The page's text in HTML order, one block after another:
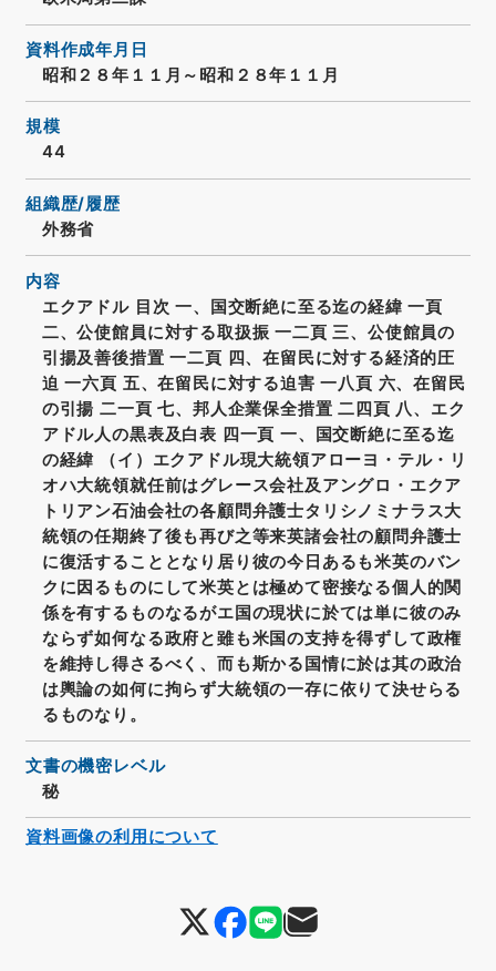
資料作成年月日
昭和２８年１１月～昭和２８年１１月
規模
44
組織歴/履歴
外務省
内容
エクアドル 目次 一、国交断絶に至る迄の経緯 一頁
二、公使館員に対する取扱振 一二頁 三、公使館員の
引揚及善後措置 一二頁 四、在留民に対する経済的圧
迫 一六頁 五、在留民に対する迫害 一八頁 六、在留民
の引揚 二一頁 七、邦人企業保全措置 二四頁 八、エク
アドル人の黒表及白表 四一頁 一、国交断絶に至る迄
の経緯 （イ）エクアドル現大統領アローヨ・テル・リ
オハ大統領就任前はグレース会社及アングロ・エクア
トリアン石油会社の各顧問弁護士タリシノミナラス大
統領の任期終了後も再び之等来英諸会社の顧問弁護士
に復活することとなり居り彼の今日あるも米英のバン
クに因るものにして米英とは極めて密接なる個人的関
係を有するものなるがエ国の現状に於ては単に彼のみ
ならず如何なる政府と雖も米国の支持を得ずして政権
を維持し得さるべく、而も斯かる国情に於は其の政治
は輿論の如何に拘らず大統領の一存に依りて決せらる
るものなり。
文書の機密レベル
秘
資料画像の利用について